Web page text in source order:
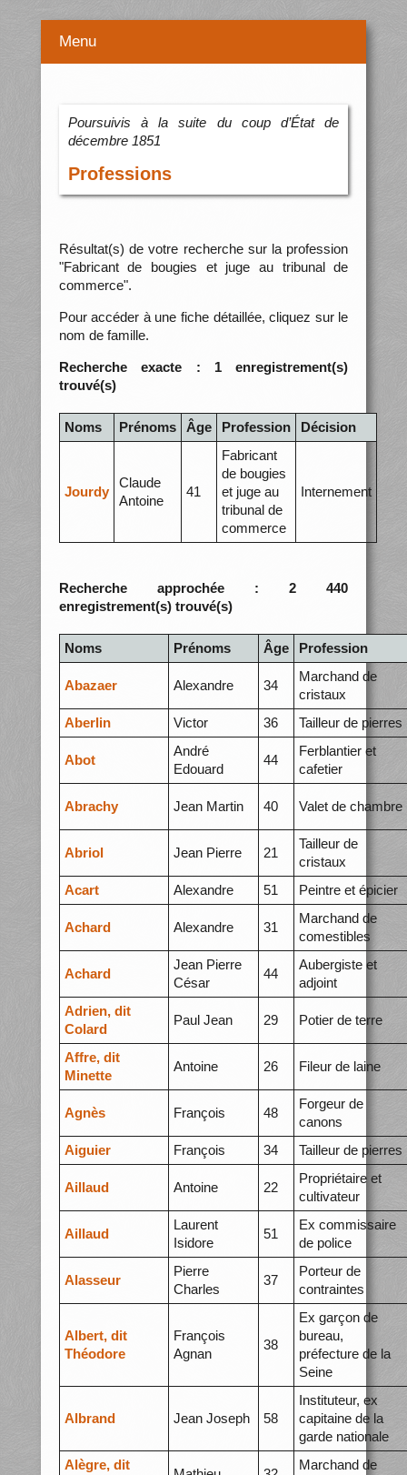
Menu
Poursuivis à la suite du coup d’État de
décembre 1851
Professions
Résultat(s) de votre recherche sur la profession
"Fabricant de bougies et juge au tribunal de
commerce".
Pour accéder à une fiche détaillée, cliquez sur le
nom de famille.
Recherche exacte : 1 enregistrement(s)
trouvé(s)
Noms Prénoms Âge Profession Décision
Jourdy
Claude
Antoine
41
Fabricant
de bougies
et juge au
tribunal de
commerce
Internement
Recherche approchée : 2 440
enregistrement(s) trouvé(s)
Noms Prénoms Âge Profession
Abazaer Alexandre 34
Marchand de
cristaux
Aberlin
Victor 36 Tailleur de pierres
Abot
André
Edouard
44
Ferblantier et
cafetier
Abrachy Jean Martin 40 Valet de chambre
Abriol Jean Pierre 21
Tailleur de
cristaux
Acart
Alexandre 51 Peintre et épicier
Achard Alexandre 31
Marchand de
comestibles
Achard
Jean Pierre
César
44
Aubergiste et
adjoint
Adrien, dit
Colard
Paul Jean 29 Potier de terre
Affre, dit
Minette
Antoine 26 Fileur de laine
Agnès François 48
Forgeur de
canons
Aiguier
François 34 Tailleur de pierres
Aillaud Antoine 22
Propriétaire et
cultivateur
Aillaud
Laurent
Isidore
51
Ex commissaire
de police
Alasseur
Pierre
Charles
37
Porteur de
contraintes
Albert, dit
Théodore
François
Agnan
38
Ex garçon de
bureau,
préfecture de la
Seine
Albrand Jean Joseph 58
Instituteur, ex
capitaine de la
garde nationale
Alègre, dit
Marchand de